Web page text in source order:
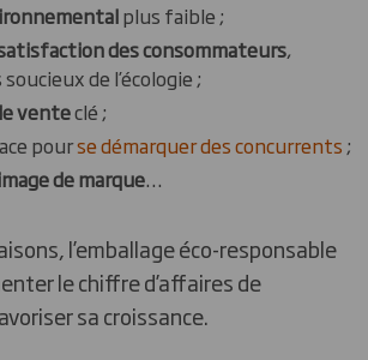
plus faible ;
des consommateurs,
de l’écologie ;
venteclé ;
pourse démarquer des concurrents ;
de marque…
l’emballage éco-responsable
le chiffre d’affaires de
sa croissance.